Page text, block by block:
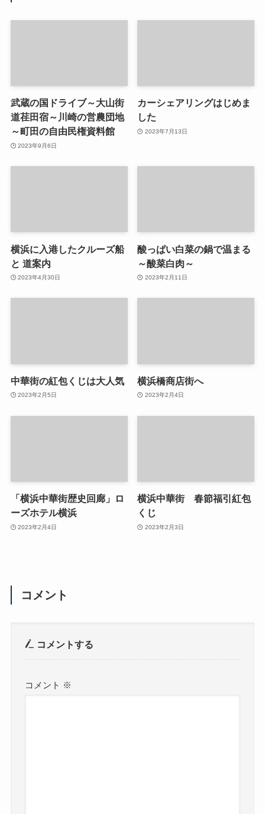
武蔵の国ドライブ～大山街
道荏田宿～川崎の営農団地
～町田の自由民権資料館
2023年9月6日
カーシェアリングはじめま
した
2023年7月13日
横浜に入港したクルーズ船
と 道案内
2023年4月30日
酸っぱい白菜の鍋で温まる
～酸菜白肉～
2023年2月11日
中華街の紅包くじは大人気
2023年2月5日
横浜橋商店街へ
2023年2月4日
「横浜中華街歴史回廊」ロ
ーズホテル横浜
2023年2月4日
横浜中華街 春節福引紅包
くじ
2023年2月3日
コメント
コメントする
コメント ※